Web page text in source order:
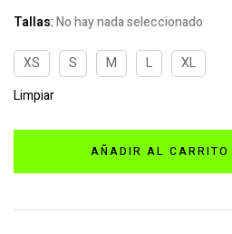
Tallas:No hay nada seleccionado
XS S M L
XL
Limpiar
AÑADIR AL CARRITO